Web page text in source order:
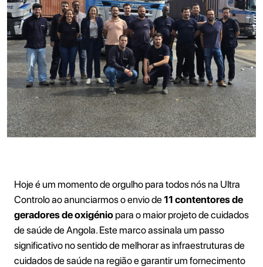
Hoje é um momento de orgulho para todos nós na Ultra
Controlo ao anunciarmos o envio de11 contentores de
geradores de oxigéniopara o maior projeto de cuidados
de saúde de Angola. Este marco assinala um passo
significativo no sentido de melhorar as infraestruturas de
cuidados de saúde na região e garantir um fornecimento